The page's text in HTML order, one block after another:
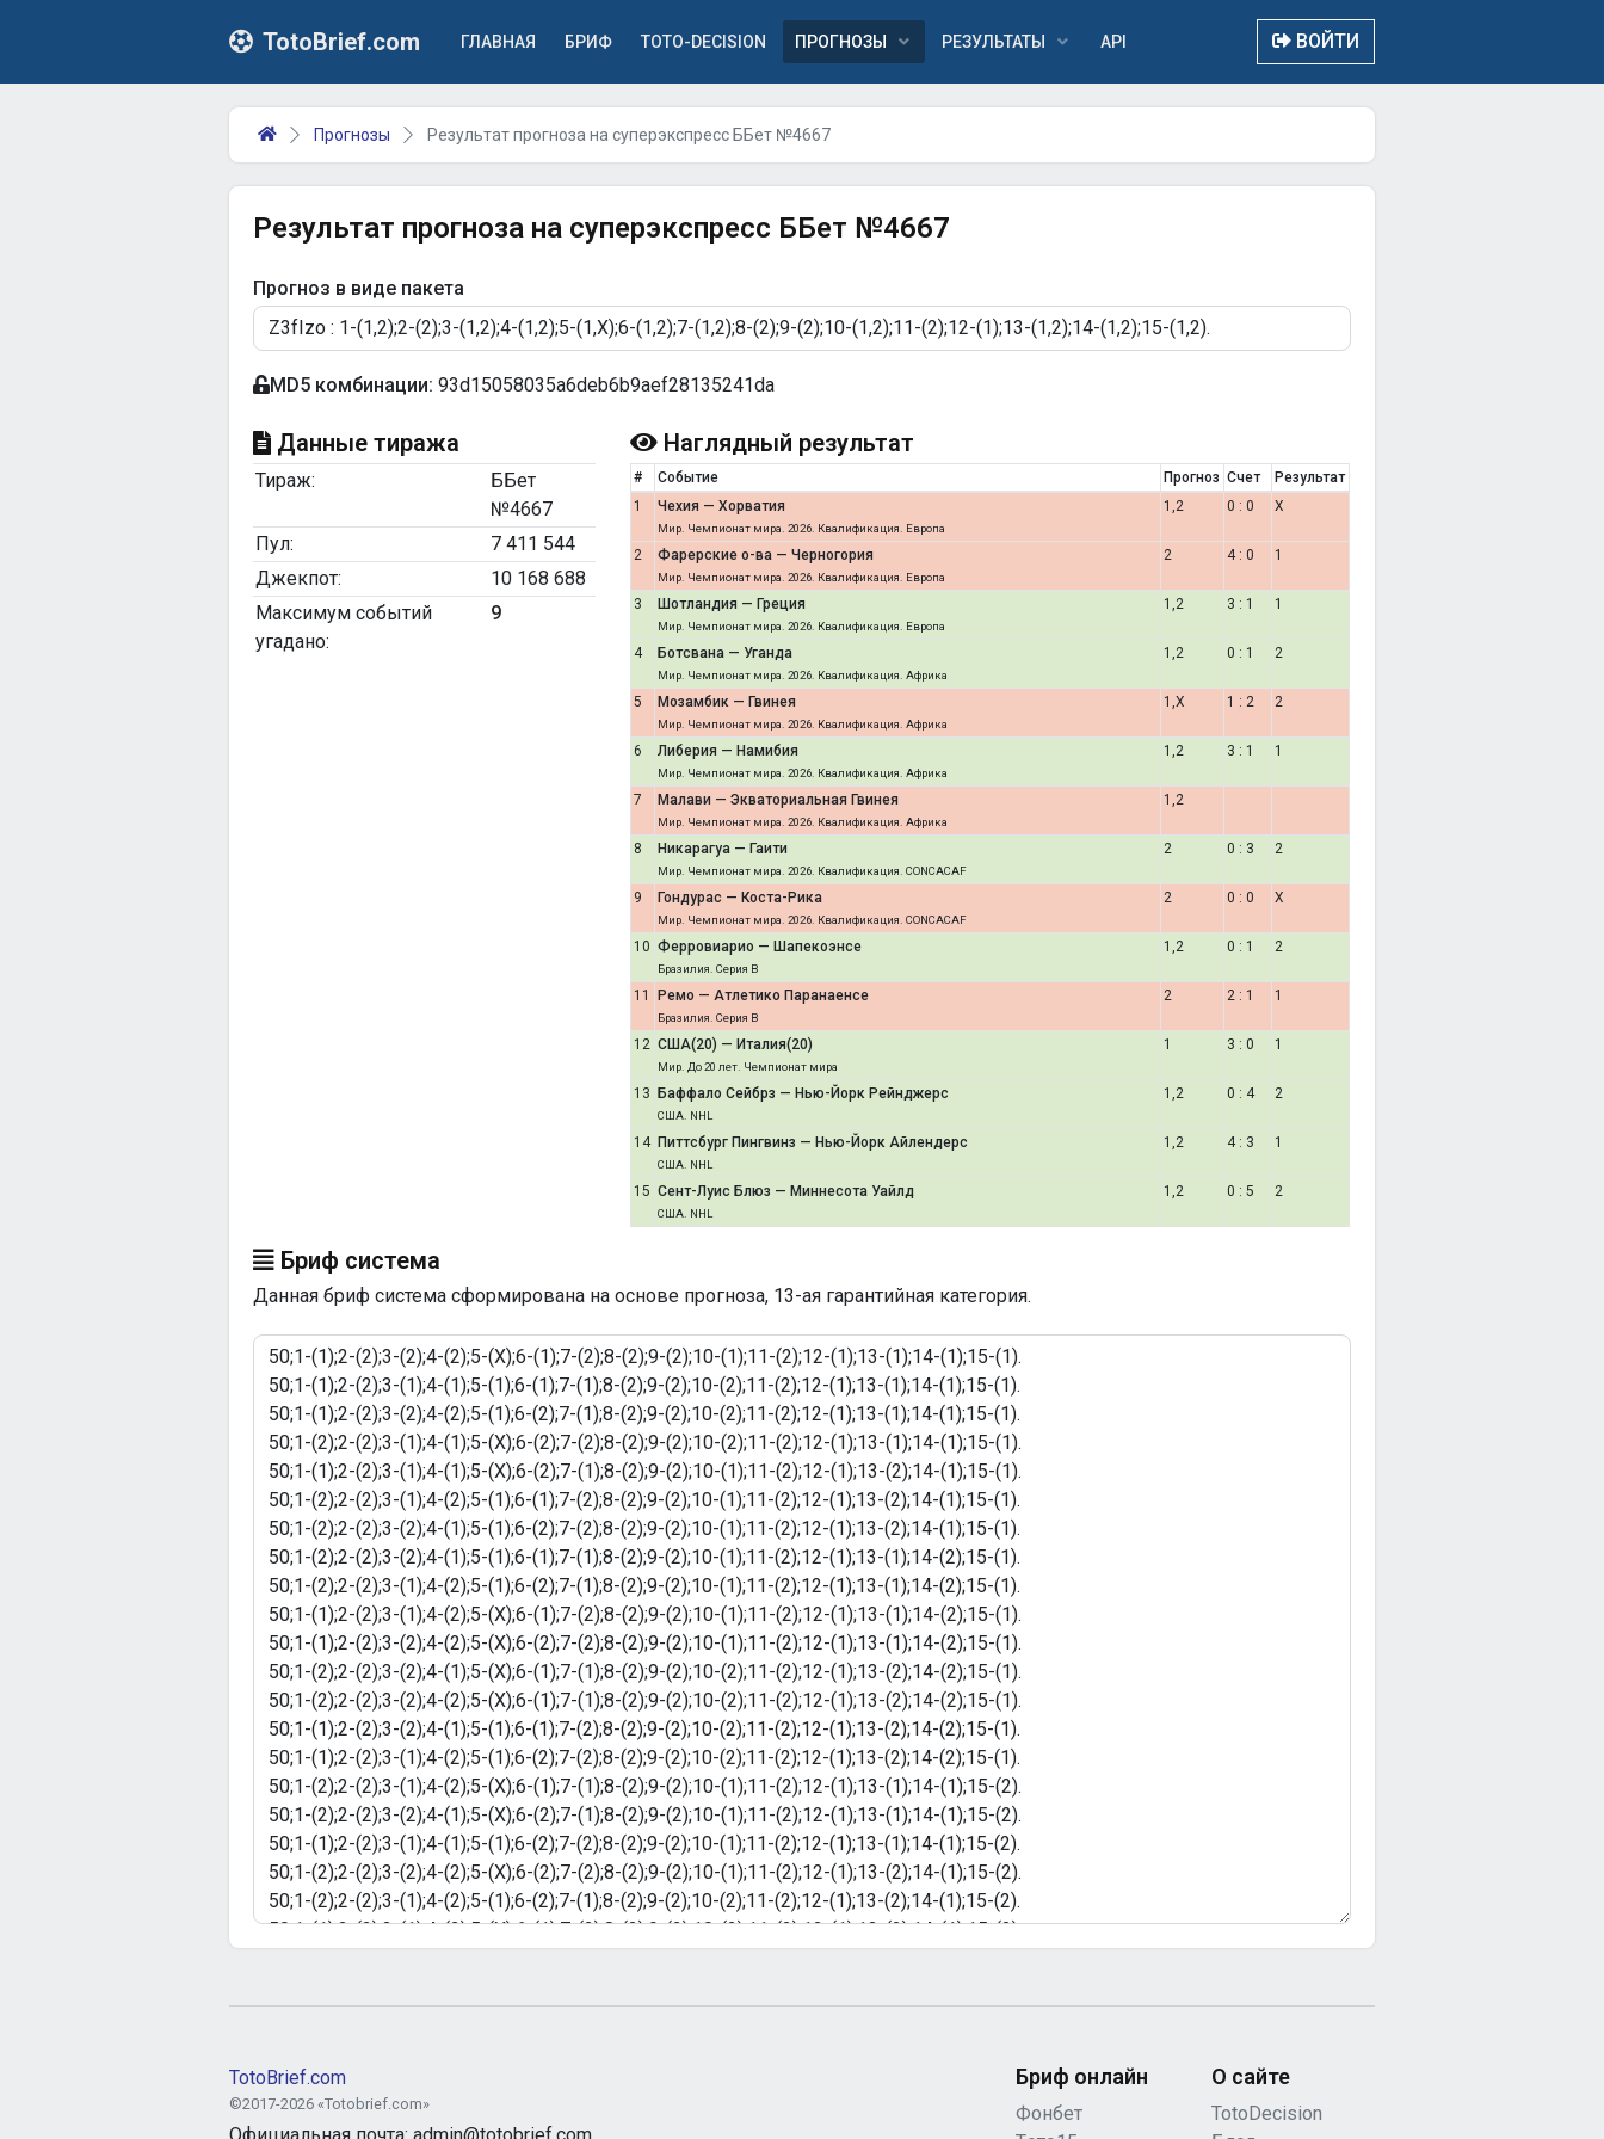
TotoBrief.com ГЛАВНАЯ БРИФ TOTO-DECISION ПРОГНОЗЫ РЕЗУЛЬТАТЫ API ВОЙТИ
Прогнозы Результат прогноза на суперэкспресс ББет №4667
Результат прогноза на суперэкспресс ББет №4667
Прогноз в виде пакета
MD5 комбинации: 93d15058035a6deb6b9aef28135241da
Данные тиража
Тираж:
ББет
№4667
Пул:
7 411 544
Джекпот:
10 168 688
Максимум событий
угадано:
9
Наглядный результат
# Событие Прогноз Счет
Результат
1
Чехия — Хорватия
Мир. Чемпионат мира. 2026. Квалификация. Европа
1,2 0 : 0 X
2 Фарерские о-ва — Черногория
Мир. Чемпионат мира. 2026. Квалификация. Европа
2 4 : 0 1
3 Шотландия — Греция
Мир. Чемпионат мира. 2026. Квалификация. Европа
1,2 3 : 1 1
4 Ботсвана — Уганда
Мир. Чемпионат мира. 2026. Квалификация. Африка
1,2 0 : 1 2
5 Мозамбик — Гвинея
Мир. Чемпионат мира. 2026. Квалификация. Африка
1,X 1 : 2 2
6 Либерия — Намибия
Мир. Чемпионат мира. 2026. Квалификация. Африка
1,2 3 : 1 1
7 Малави — Экваториальная Гвинея
Мир. Чемпионат мира. 2026. Квалификация. Африка
1,2
8 Никарагуа — Гаити
Мир. Чемпионат мира. 2026. Квалификация. CONCACAF
2 0 : 3 2
9 Гондурас — Коста-Рика
Мир. Чемпионат мира. 2026. Квалификация. CONCACAF
2 0 : 0 X
10 Ферровиарио — Шапекоэнсе
Бразилия. Серия B
1,2 0 : 1 2
11 Ремо — Атлетико Паранаенсе
Бразилия. Серия B
2 2 : 1 1
12 США(20) — Италия(20)
Мир. До 20 лет. Чемпионат мира
1 3 : 0 1
13 Баффало Сейбрз — Нью-Йорк Рейнджерс
США. NHL
1,2 0 : 4 2
14 Питтсбург Пингвинз — Нью-Йорк Айлендерс
США. NHL
1,2 4 : 3 1
15 Сент-Луис Блюз — Миннесота Уайлд
США. NHL
1,2 0 : 5 2
Бриф система
Данная бриф система сформирована на основе прогноза, 13-ая гарантийная категория.
TotoBrief.com
©2017-2026 «Totobrief.com»
Официальная почта: admin@totobrief.com
Бриф онлайн
Фонбет
О сайте
TotoDecision